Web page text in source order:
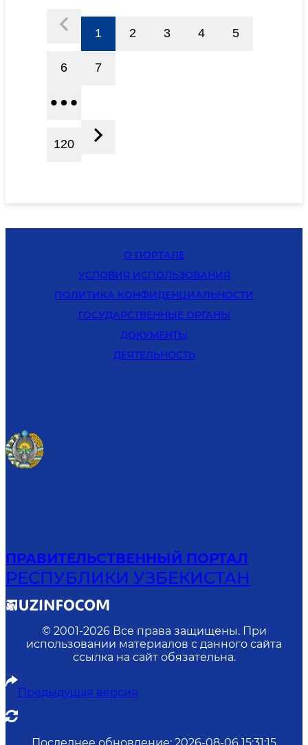
1 2 3 4 5
6 7
120
О ПОРТАЛЕ
УСЛОВИЯ ИСПОЛЬЗОВАНИЯ
ПОЛИТИКА КОНФИДЕНЦИАЛЬНОСТИ
ГОСУДАРСТВЕННЫЕ ОРГАНЫ
ДОКУМЕНТЫ
ДЕЯТЕЛЬНОСТЬ
ПРАВИТЕЛЬСТВЕННЫЙ ПОРТАЛ
РЕСПУБЛИКИ УЗБЕКИСТАН
© 2001-2026 Все права защищены. При
использовании материалов с данного сайта
ссылка на сайт обязательна.
Предыдущая версия